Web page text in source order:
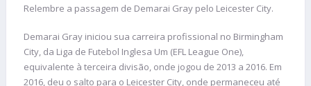
Relembre a passagem de Demarai Gray pelo Leicester City.
Demarai Gray iniciou sua carreira profissional no Birmingham
City, da Liga de Futebol Inglesa Um (EFL League One),
equivalente à terceira divisão, onde jogou de 2013 a 2016. Em
2016, deu o salto para o Leicester City, onde permaneceu até